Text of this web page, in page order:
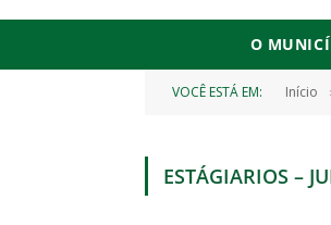
O
VOCÊ ESTÁ EM: Início
ESTÁGIARIOS –